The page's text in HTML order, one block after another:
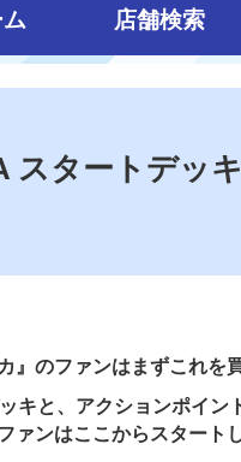
店舗検索
スタートデッ
』のファンはまずこれを
キと、アクションポイ
ァンはここからスタート